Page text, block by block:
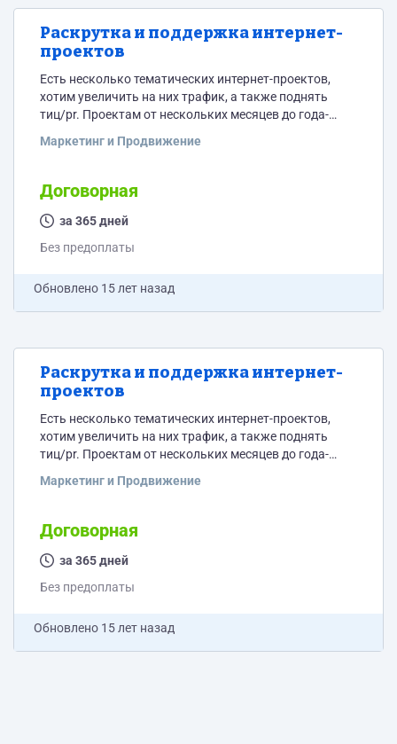
Раскрутка и поддержка интернет-
проектов
Есть несколько тематических интернет-проектов,
хотим увеличить на них трафик, а также поднять
тиц/pr. Проектам от нескольких месяцев до года-
Также рассмотрим предложения по регулярному
статьями.
Маркетинг и Продвижение
Договорная
за 365 дней
Без предоплаты
Обновлено 15 лет назад
Раскрутка и поддержка интернет-
проектов
Есть несколько тематических интернет-проектов,
хотим увеличить на них трафик, а также поднять
тиц/pr. Проектам от нескольких месяцев до года-
Также рассмотрим предложения по регулярному
статьями.
Маркетинг и Продвижение
Договорная
за 365 дней
Без предоплаты
Обновлено 15 лет назад